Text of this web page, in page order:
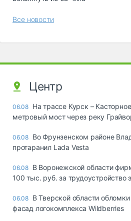
Все новости
Центр
06.08 На трассе Курск –
метровый мост через реку
06.08 Во Фрунзенском районе
протаранил Lada Vesta
06.08 В Воронежской области
100 тыс. руб. за
06.08 В Тверской области
фасад логокомплекса Wildberries